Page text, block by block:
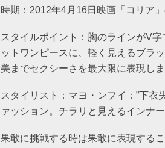
時期：2012年4月16日映画「コリア
スタイルポイント：胸のラインがV
ットワンピースに、軽く見えるブラ
美までセクシーさを最大限に表現しま
スタイリスト：マヨ・ンフイ：”下
ァッション。チラリと見えるインナ
果敢に挑戦する時は果敢に表現する